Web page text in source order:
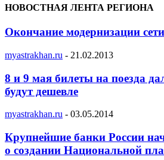
НОВОСТНАЯ ЛЕНТА РЕГИОНА
Окончание модернизации
myastrakhan.ru - 21.02.2013
8 и 9 мая билеты на поезда
будут дешевле
myastrakhan.ru - 03.05.2014
Крупнейшие банки России
о создании Национальной